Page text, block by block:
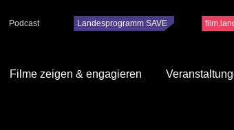
Podcast Landesprogramm SAVE
Filme zeigen & engagieren